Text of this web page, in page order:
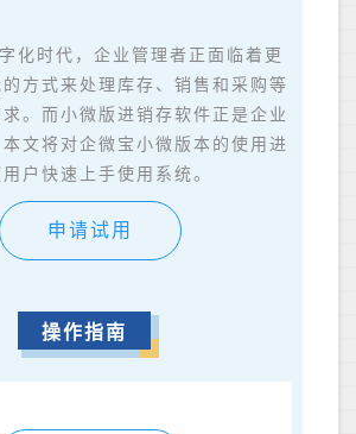
化时代，企业管理者正面临着更
方式来处理库存、销售和采购等
。而小微版进销存软件正是企业
文将对企微宝小微版本的使用进
户快速上手使用系统。
申请试用
操作指南